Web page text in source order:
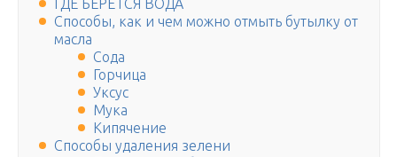
ГДЕ БЕРЕТСЯ ВОДА
Способы, как и чем можно отмыть бутылку от
масла
Сода
Горчица
Уксус
Мука
Кипячение
Способы удаления зелени